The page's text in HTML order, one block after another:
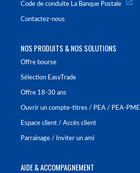
Code de conduite La Banque Postale
Contactez-nous
NOS PRODUITS & NOS SOLUTIONS
Offre bourse
Sélection EasyTrade
Offre 18-30 ans
Ouvrir un compte-titres / PEA / PEA-PME
Espace client / Accès client
Parrainage / Inviter un ami
AIDE & ACCOMPAGNEMENT